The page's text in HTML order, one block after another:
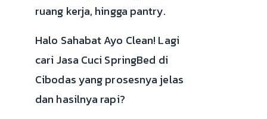
ruang kerja, hingga pantry.
Halo Sahabat Ayo Clean! Lagi
cari Jasa Cuci SpringBed di
Cibodas yang prosesnya jelas
dan hasilnya rapi?